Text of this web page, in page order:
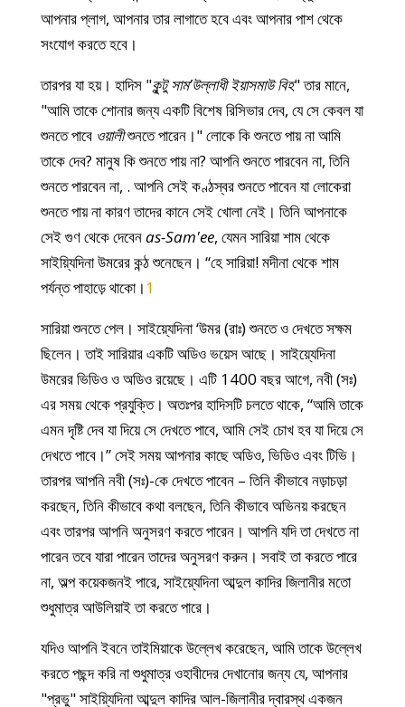
আপনার প্লাগ, আপনার তার লাগাতে হবে এবং আপনার পাশ থেকে
সংযোগ করতে হবে।
তারপর যা হয়। হাদিস "কুন্টু সাম’উল্লাধী ইয়াসমাউ বিহ" তার মানে,
"আমি তাকে শোনার জন্য একটি বিশেষ রিসিভার দেব, যে সে কেবল যা
শুনতে পাবে ওয়ালীশুনতে পারেন।" লোকে কি শুনতে পায় না আমি
তাকে দেব? মানুষ কি শুনতে পায় না? আপনি শুনতে পারবেন না, তিনি
শুনতে পারবেন না, . আপনি সেই কণ্ঠস্বর শুনতে পাবেন যা লোকেরা
শুনতে পায় না কারণ তাদের কানে সেই খোলা নেই। তিনি আপনাকে
সেই গুণ থেকে দেবেনas-Sam'ee, যেমন সারিয়া শাম থেকে
সাইয়্যিদিনা উমরের কন্ঠ শুনেছেন। “হে সারিয়া! মদীনা থেকে শাম
পর্যন্ত পাহাড়ে থাকো।1
সারিয়া শুনতে পেল। সাইয়্যেদিনা ‘উমর (রাঃ) শুনতে ও দেখতে সক্ষম
ছিলেন। তাই সারিয়ার একটি অডিও ভয়েস আছে। সাইয়্যেদিনা
উমরের ভিডিও ও অডিও রয়েছে। এটি 1400 বছর আগে, নবী (সঃ)
এর সময় থেকে প্রযুক্তি। অতঃপর হাদিসটি চলতে থাকে, “আমি তাকে
এমন দৃষ্টি দেব যা দিয়ে সে দেখতে পাবে, আমি সেই চোখ হব যা দিয়ে সে
দেখতে পাবে।” সেই সময় আপনার কাছে অডিও, ভিডিও এবং টিভি।
তারপর আপনি নবী (সঃ)-কে দেখতে পাবেন – তিনি কীভাবে নড়াচড়া
করছেন, তিনি কীভাবে কথা বলছেন, তিনি কীভাবে অভিনয় করছেন
এবং তারপর আপনি অনুসরণ করতে পারেন। আপনি যদি তা দেখতে না
পারেন তবে যারা পারেন তাদের অনুসরণ করুন। সবাই তা করতে পারে
না, অল্প কয়েকজনই পারে, সাইয়্যেদিনা আব্দুল কাদির জিলানীর মতো
শুধুমাত্র আউলিয়াই তা করতে পারে।
যদিও আপনি ইবনে তাইমিয়াকে উল্লেখ করেছেন, আমি তাকে উল্লেখ
করতে পছন্দ করি না শুধুমাত্র ওহাবীদের দেখানোর জন্য যে, আপনার
"প্রভু" সাইয়্যিদিনা আব্দুল কাদির আল-জিলানীর দ্বারস্থ একজন